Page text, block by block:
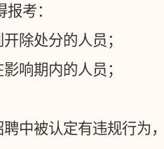
考：
除处分的人员；
响期内的人员；
中被认定有违规行为